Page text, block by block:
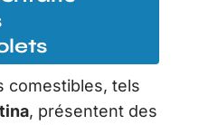
comestibles, tels
, présentent des